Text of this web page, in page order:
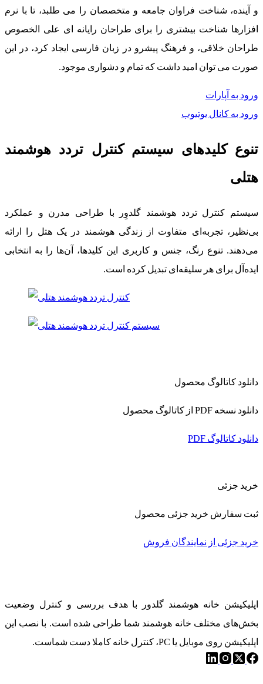
و آینده، شناخت فراوان جامعه و متخصصان را می طلبد، تا با نرم
افزارها شناخت بیشتری را برای طراحان رایانه ای علی الخصوص
طراحان خلاقی، و فرهنگ پیشرو در زبان فارسی ایجاد کرد، در این
صورت می توان امید داشت که تمام و دشواری موجود.
ورود به آپارات
ورود به کانال یوتیوب
تنوع کلیدهای سیستم کنترل تردد هوشمند
هتلی
سیستم کنترل تردد هوشمند گلدوِر با طراحی مدرن و عملکرد
بی‌نظیر، تجربه‌ای متفاوت از زندگی هوشمند در یک هتل را ارائه
می‌دهند. تنوع رنگ، جنس و کاربری این کلیدها، آن‌ها را به انتخابی
ایده‌آل برای هر سلیقه‌ای تبدیل کرده است.
دانلود کاتالوگ محصول
دانلود نسخه PDF از کاتالوگ محصول
دانلود کاتالوگ PDF
خرید جزئی
ثبت سفارش خرید جزئی محصول
خرید جزئی از نمایندگان فروش
اپلیکیشن خانه هوشمند گلدور با هدف بررسی و کنترل وضعیت
بخش‌های مختلف خانه هوشمند شما طراحی شده است. با نصب این
اپلیکیشن روی موبایل یا PC، کنترل خانه کاملا دست شماست.